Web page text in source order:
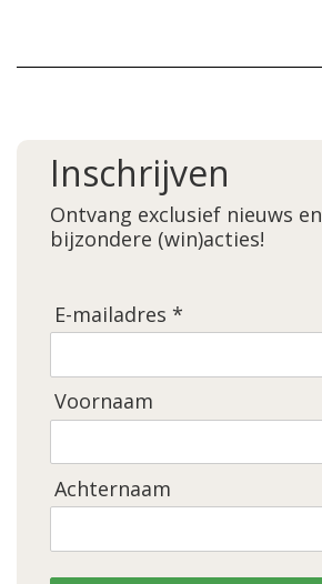
Inschrijven
Ontvang exclusief nieuws en
bijzondere (win)acties!
E-mailadres *
Voornaam
Achternaam